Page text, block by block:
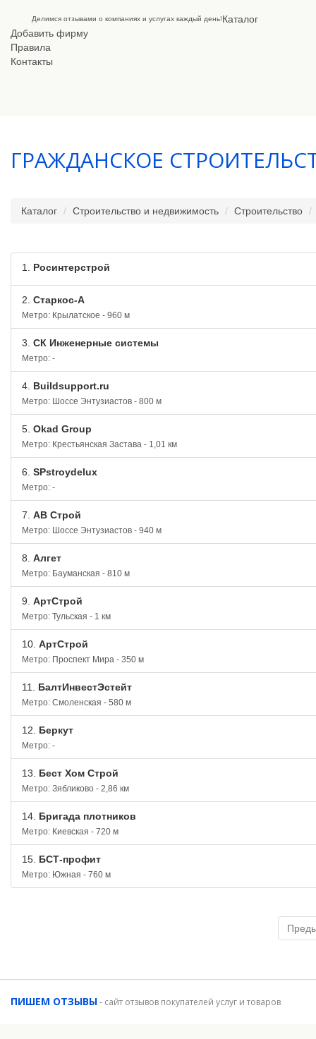
Делимся отзывами о компаниях и услугах каждый день!Каталог
Добавить фирму
Правила
Контакты
ГРАЖДАНСКОЕ
Каталог Строительство и недвижимость Строительство
1. Росинтерстрой
2. Старкос-А
Метро: Крылатское - 960 м
3. СК Инженерные системы
Метро: -
4. Buildsupport.ru
Метро: Шоссе Энтузиастов - 800 м
5. Okad Group
Метро: Крестьянская Застава - 1,01 км
6. SPstroydelux
Метро: -
7. АВ Строй
Метро: Шоссе Энтузиастов - 940 м
8. Алгет
Метро: Бауманская - 810 м
9. АртСтрой
Метро: Тульская - 1 км
10. АртСтрой
Метро: Проспект Мира - 350 м
11. БалтИнвестЭстейт
Метро: Смоленская - 580 м
12. Беркут
Метро: -
13. Бест Хом Строй
Метро: Зябликово - 2,86 км
14. Бригада плотников
Метро: Киевская - 720 м
15. БСТ-профит
Метро: Южная - 760 м
ПИШЕМ ОТЗЫВЫ- сайт отзывов покупателей услуг и товаров